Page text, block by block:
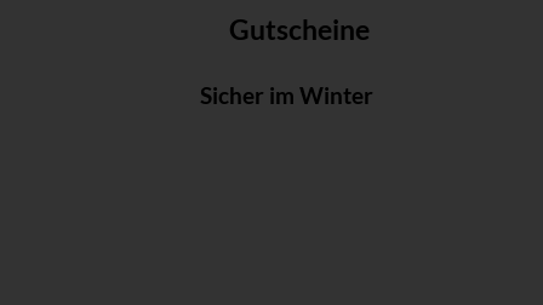
Gutscheine
Sicher im Winter